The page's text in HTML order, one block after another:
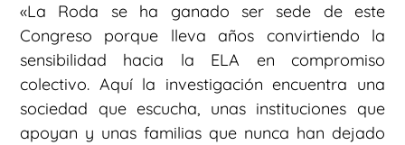
«La Roda se ha ganado ser sede de este
Congreso porque lleva años convirtiendo la
sensibilidad hacia la ELA en compromiso
colectivo. Aquí la investigación encuentra una
sociedad que escucha, unas instituciones que
apoyan y unas familias que nunca han dejado